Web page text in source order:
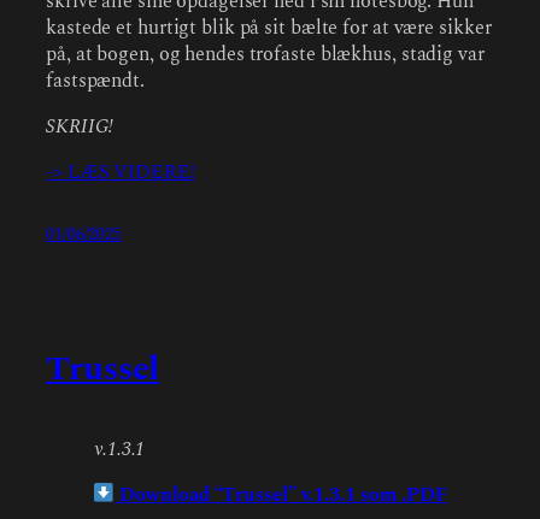
kastede et hurtigt blik på sit bælte for at være sikker
på, at bogen, og hendes trofaste blækhus, stadig var
fastspændt.
SKRIIG!
-> LÆS VIDERE!
01/06/2025
Trussel
v.1.3.1
Download “Trussel” v.1.3.1 som .PDF